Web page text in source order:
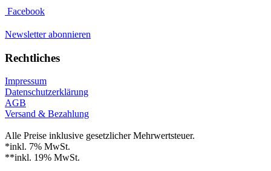
Facebook
Newsletter abonnieren
Rechtliches
Impressum
Datenschutzerklärung
AGB
Versand & Bezahlung
Alle Preise inklusive gesetzlicher Mehrwertsteuer.
*inkl. 7% MwSt.
**inkl. 19% MwSt.